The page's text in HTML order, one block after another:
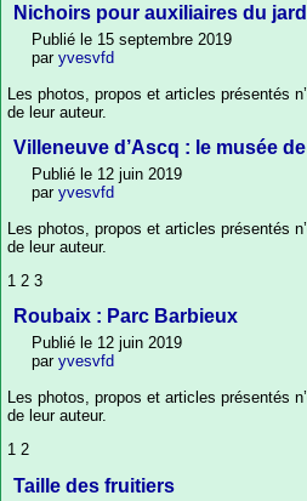
Nichoirs pour auxiliaires du
Publié le 15 septembre 2019
par yvesvfd
Les photos, propos et articles présentés
de leur auteur.
Villeneuve d’Ascq : le musée
Publié le 12 juin 2019
par yvesvfd
Les photos, propos et articles présentés
de leur auteur.
1 2 3
Roubaix : Parc Barbieux
Publié le 12 juin 2019
par yvesvfd
Les photos, propos et articles présentés
de leur auteur.
1 2
Taille des fruitiers